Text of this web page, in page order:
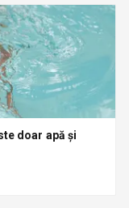
doar apă și